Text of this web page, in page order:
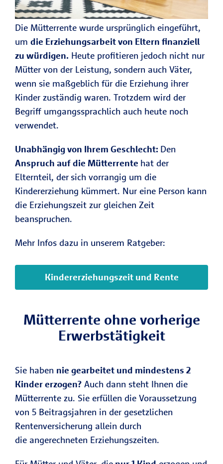
Die Mütterrente wurde ursprünglich eingeführt,
um die Erziehungsarbeit von Eltern finanziell
zu würdigen. Heute profitieren jedoch nicht nur
Mütter von der Leistung, sondern auch Väter,
wenn sie maßgeblich für die Erziehung ihrer
Kinder zuständig waren. Trotzdem wird der
Begriff umgangssprachlich auch heute noch
verwendet.
Unabhängig von Ihrem Geschlecht: Den
Anspruch auf die Mütterrente hat der
Elternteil, der sich vorrangig um die
Kindererziehung kümmert. Nur eine Person kann
die Erziehungszeit zur gleichen Zeit
beanspruchen.
Mehr Infos dazu in unserem Ratgeber:
Kindererziehungszeit und Rente
Mütterrente ohne vorherige
Erwerbstätigkeit
Sie haben nie gearbeitet und mindestens 2
Kinder erzogen? Auch dann steht Ihnen die
Mütterrente zu. Sie erfüllen die Voraussetzung
von 5 Beitragsjahren in der gesetzlichen
Rentenversicherung allein durch
die angerechneten Erziehungszeiten.